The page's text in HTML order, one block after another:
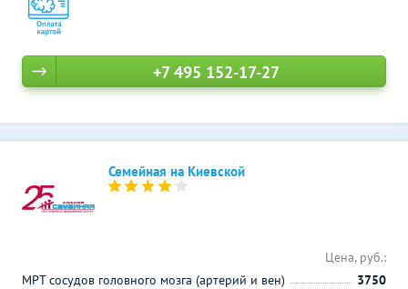
+7 495 152-17-27
Семейная на Киевской
Цена, руб.:
МРТ сосудов головного мозга (артерий и вен)
3750